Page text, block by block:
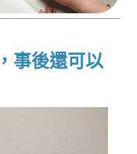
事後還可以